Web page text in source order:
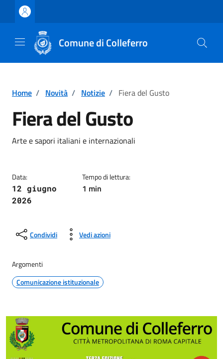
Vai ai contenuti
Vai al footer
Comune di Colleferro
Home / Novità / Notizie / Fiera del Gusto
Fiera del Gusto
Dettagli della notizia
Arte e sapori italiani e internazionali
Data:
12 giugno
2026
Tempo di lettura:
1 min
Condividi Vedi azioni
Argomenti
Comunicazione istituzionale